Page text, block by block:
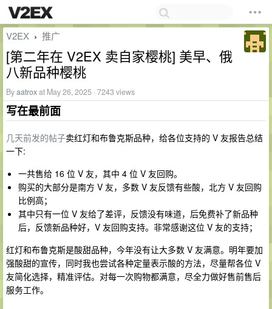
V2EX › 推广
[第二年在 V2EX 卖自家樱桃] 美早、俄
八新品种樱桃
Byaatroxat May 26, 2025 · 7243 views
写在最前面
几天前发的帖子卖红灯和布鲁克斯品种，给各位支持的 V 友报告总结
一下:
一共售给 16 位 V 友，其中 4 位 V 友回购。
购买的大部分是南方 V 友，多数 V 友反馈有些酸，北方 V 友回购
比例高；
其中只有一位 V 友给了差评，反馈没有味道，后免费补了新品种
后，反馈新品种好，V 友回购支持。非常感谢这位 V 友的支持；
红灯和布鲁克斯是酸甜品种，今年没有让大多数 V 友满意。明年要加
强酸甜的宣传，同时我也尝试各种定量表示酸的方法，尽量帮各位 V
友简化选择，精准评估。对每一次购物都满意，尽全力做好售前售后
服务工作。